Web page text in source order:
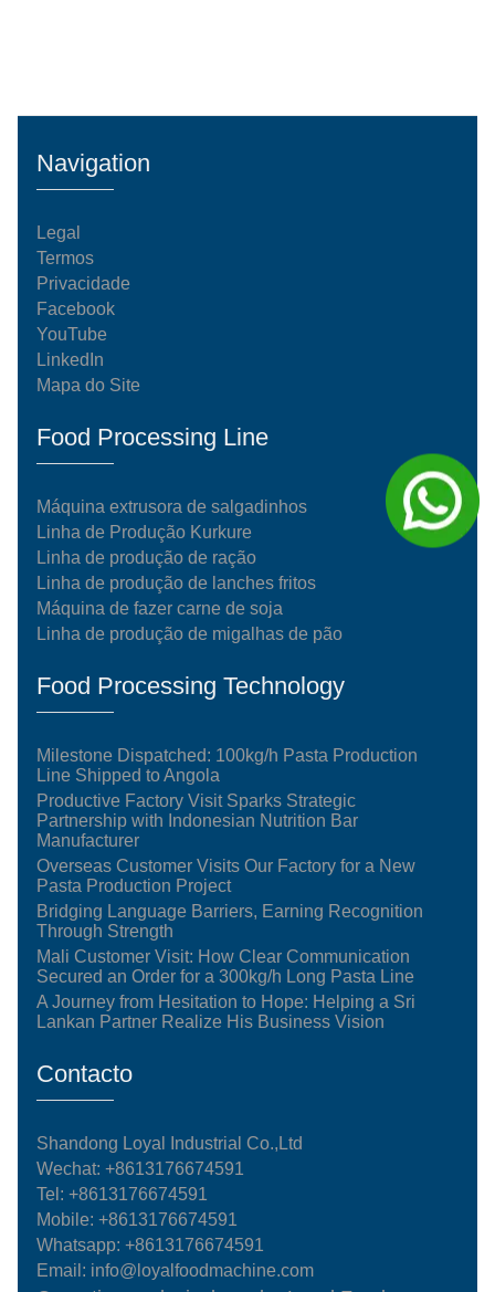
Navigation
Legal
Termos
Privacidade
Facebook
YouTube
LinkedIn
Mapa do Site
Food Processing Line
Máquina extrusora de salgadinhos
Linha de Produção Kurkure
Linha de produção de ração
Linha de produção de lanches fritos
Máquina de fazer carne de soja
Linha de produção de migalhas de pão
Food Processing Technology
Milestone Dispatched: 100kg/h Pasta Production
Line Shipped to Angola
Productive Factory Visit Sparks Strategic
Partnership with Indonesian Nutrition Bar
Manufacturer
Overseas Customer Visits Our Factory for a New
Pasta Production Project
Bridging Language Barriers, Earning Recognition
Through Strength
Mali Customer Visit: How Clear Communication
Secured an Order for a 300kg/h Long Pasta Line
A Journey from Hesitation to Hope: Helping a Sri
Lankan Partner Realize His Business Vision
Contacto
Shandong Loyal Industrial Co.,Ltd
Wechat: +8613176674591
Tel:+8613176674591
Mobile:+8613176674591
Whatsapp:+8613176674591
Email: info@loyalfoodmachine.com